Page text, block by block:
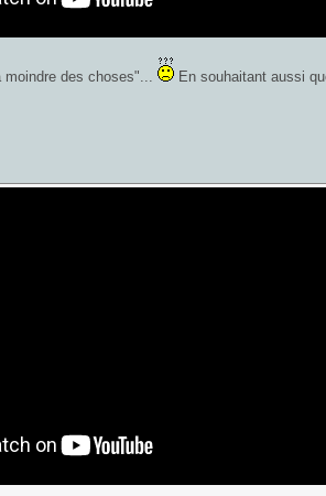
des choses"...
En souhaitant aussi